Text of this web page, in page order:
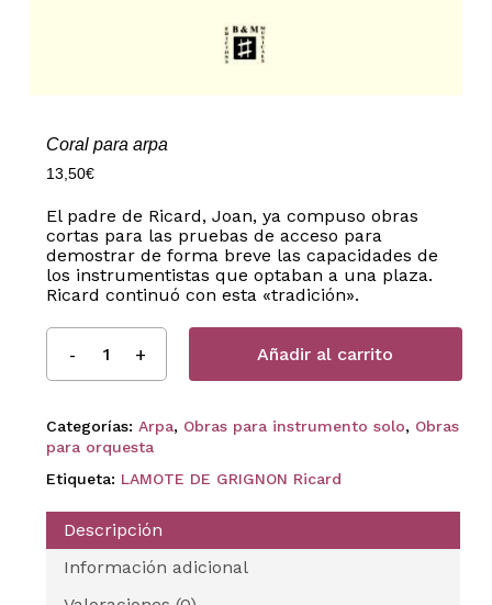
Coral para arpa
13,50€
El padre de Ricard, Joan, ya compuso obras
cortas para las pruebas de acceso para
demostrar de forma breve las capacidades de
los instrumentistas que optaban a una plaza.
Ricard continuó con esta «tradición».
Añadir al carrito
Categorías: Arpa, Obras para instrumento solo, Obras
para orquesta
Etiqueta: LAMOTE DE GRIGNON Ricard
Descripción
Información adicional